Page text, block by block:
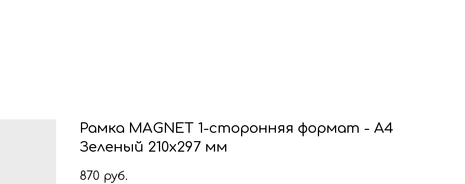
Рамка MAGNET 1-сторонняя формат - А4
Зеленый 210х297 мм
870 руб.